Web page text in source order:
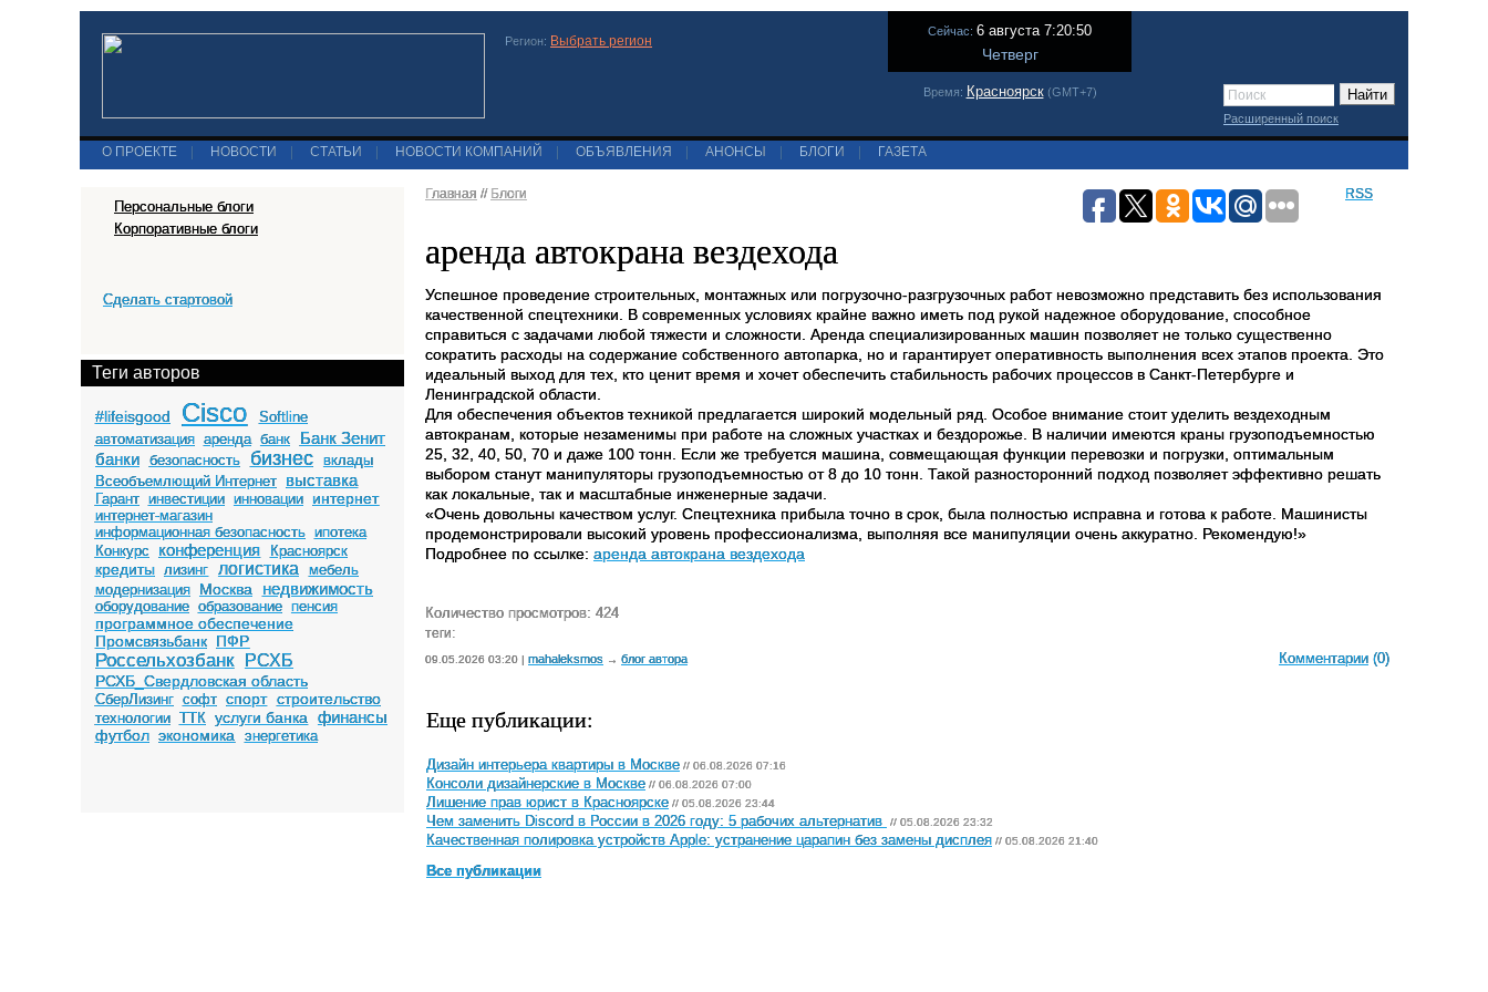
Регион: Выбрать регион
Сейчас: 6 августа 7:20:50
Четверг
Время: Красноярск(GMT+7)
Расширенный поиск
О ПРОЕКТЕ НОВОСТИ СТАТЬИ НОВОСТИ КОМПАНИЙ ОБЪЯВЛЕНИЯ АНОНСЫ БЛОГИ ГАЗЕТА
Персональные блоги
Корпоративные блоги
Сделать стартовой
Теги авторов
#lifeisgood Cisco
Softline
автоматизация аренда банк
Банк Зенит
банки безопасность бизнес
вклады
Всеобъемлющий Интернет
выставка
Гарант инвестиции инновации интернет
интернет-магазин
информационная безопасность ипотека
Конкурс
конференция Красноярск
кредиты лизинг логистика
мебель
модернизация
Москва недвижимость
оборудование образование пенсия
программное обеспечение
Промсвязьбанк ПФР
Россельхозбанк РСХБ
РСХБ_Свердловская область
СберЛизинг софт спорт строительство
технологии ТТК услуги банка финансы
футбол экономика энергетика
Главная // Блоги RSS
аренда автокрана вездехода
Успешное проведение строительных, монтажных или погрузочно-разгрузочных работ невозможно представить без использования
качественной спецтехники. В современных условиях крайне важно иметь под рукой надежное оборудование, способное
справиться с задачами любой тяжести и сложности. Аренда специализированных машин позволяет не только существенно
сократить расходы на содержание собственного автопарка, но и гарантирует оперативность выполнения всех этапов проекта. Это
идеальный выход для тех, кто ценит время и хочет обеспечить стабильность рабочих процессов в Санкт-Петербурге и
Ленинградской области.
Для обеспечения объектов техникой предлагается широкий модельный ряд. Особое внимание стоит уделить вездеходным
автокранам, которые незаменимы при работе на сложных участках и бездорожье. В наличии имеются краны грузоподъемностью
25, 32, 40, 50, 70 и даже 100 тонн. Если же требуется машина, совмещающая функции перевозки и погрузки, оптимальным
выбором станут манипуляторы грузоподъемностью от 8 до 10 тонн. Такой разносторонний подход позволяет эффективно решать
как локальные, так и масштабные инженерные задачи.
«Очень довольны качеством услуг. Спецтехника прибыла точно в срок, была полностью исправна и готова к работе. Машинисты
продемонстрировали высокий уровень профессионализма, выполняя все манипуляции очень аккуратно. Рекомендую!»
Подробнее по ссылке: аренда автокрана вездехода
Количество просмотров: 424
теги:
09.05.2026 03:20 | mahaleksmos → блог автора Комментарии (0)
Еще публикации:
Дизайн интерьера квартиры в Москве // 06.08.2026 07:16
Консоли дизайнерские в Москве // 06.08.2026 07:00
Лишение прав юрист в Красноярске // 05.08.2026 23:44
Чем заменить Discord в России в 2026 году: 5 рабочих альтернатив // 05.08.2026 23:32
Качественная полировка устройств Apple: устранение царапин без замены дисплея // 05.08.2026 21:40
Все публикации